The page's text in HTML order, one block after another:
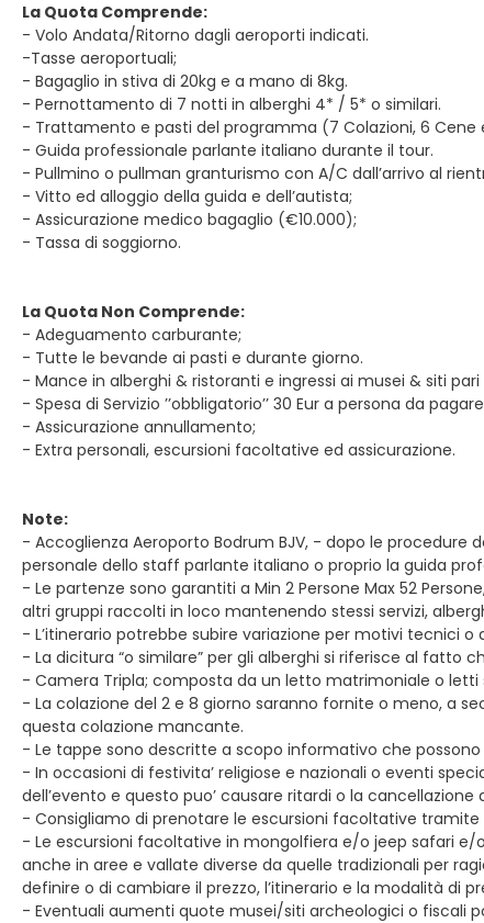
La Quota Comprende:
- Volo Andata/Ritorno dagli aeroporti indicati.
-Tasse aeroportuali;
- Bagaglio in stiva di 20kg e a mano di 8kg.
- Pernottamento di 7 notti in alberghi 4* / 5* o similari.
- Trattamento e pasti del programma (7 Colazioni, 6 Cene
- Guida professionale parlante italiano durante il tour.
- Pullmino o pullman granturismo con A/C dall’arrivo al
- Vitto ed alloggio della guida e dell’autista;
- Assicurazione medico bagaglio (€10.000);
- Tassa di soggiorno.
La Quota Non Comprende:
- Adeguamento carburante;
- Tutte le bevande ai pasti e durante giorno.
- Mance in alberghi & ristoranti e ingressi ai musei & siti
- Spesa di Servizio ’’obbligatorio’’ 30 Eur a persona da
- Assicurazione annullamento;
- Extra personali, escursioni facoltative ed assicurazione.
Note:
- Accoglienza Aeroporto Bodrum BJV, - dopo le procedure
personale dello staff parlante italiano o proprio la guida
- Le partenze sono garantiti a Min 2 Persone Max 52
altri gruppi raccolti in loco mantenendo stessi servizi,
- L’itinerario potrebbe subire variazione per motivi tecnici o
- La dicitura “o similare” per gli alberghi si riferisce al fatto
- Camera Tripla; composta da un letto matrimoniale o
- La colazione del 2 e 8 giorno saranno fornite o meno, a
questa colazione mancante.
- Le tappe sono descritte a scopo informativo che
- In occasioni di festivita’ religiose e nazionali o eventi
dell’evento e questo puo’ causare ritardi o la
- Consigliamo di prenotare le escursioni facoltative
- Le escursioni facoltative in mongolfiera e/o jeep safari
anche in aree e vallate diverse da quelle tradizionali per
definire o di cambiare il prezzo, l’itinerario e la modalità di
- Eventuali aumenti quote musei/siti archeologici o fiscali